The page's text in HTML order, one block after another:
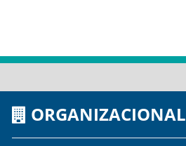
ORGANIZACIONAL